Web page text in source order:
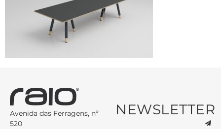
Avenida das Ferragens, nº
520
NEWSLETTER